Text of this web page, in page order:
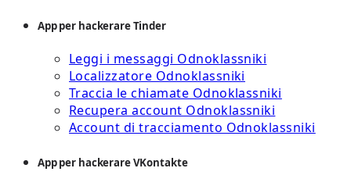
App per hackerare Tinder
Leggi i messaggi Odnoklassniki
Localizzatore Odnoklassniki
Traccia le chiamate Odnoklassniki
Recupera account Odnoklassniki
Account di tracciamento Odnoklassniki
App per hackerare VKontakte